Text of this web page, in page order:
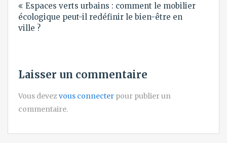
de
l’article
Espaces verts urbains : comment le mobilier
écologique peut-il redéfinir le bien-être en
ville ?
Laisser un commentaire
Vous devezvous connecter pour publier un
commentaire.